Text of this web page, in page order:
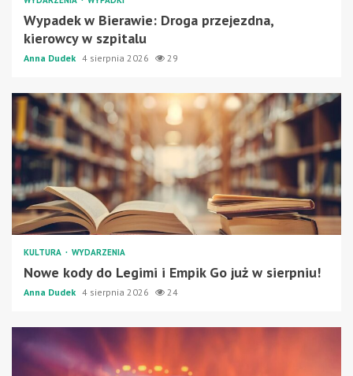
Wypadek w Bierawie: Droga przejezdna,
kierowcy w szpitalu
Anna Dudek 4 sierpnia 2026 29
KULTURA WYDARZENIA
Nowe kody do Legimi i Empik Go już w sierpniu!
Anna Dudek 4 sierpnia 2026 24